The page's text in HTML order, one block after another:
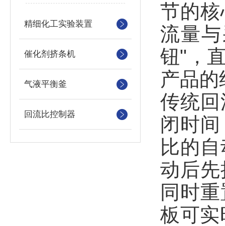
精细化工实验装置
催化剂挤条机
气液平衡釜
回流比控制器
节的
流量
钮"，
产品
传统
闭时
比的
动后
同时
板可